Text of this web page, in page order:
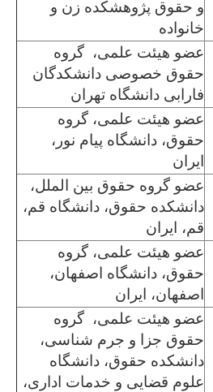
و حقوق پژوهشکده زن و
خانواده
عضو هیئت علمی، گروه
حقوق خصوصی دانشکدگان
فارابی دانشگاه تهران
عضو هیئت علمی، گروه
حقوق، دانشگاه پیام نور،
ایران
عضو گروه حقوق بین الملل،
دانشکده حقوق، دانشگاه قم،
قم، ایران
عضو هیئت علمی، گروه
حقوق، دانشگاه اصفهان،
اصفهان، ایران
عضو هیئت علمی، گروه
حقوق جزا و جرم شناسی،
دانشکده حقوق، دانشگاه
علوم قضایی و خدمات اداری،